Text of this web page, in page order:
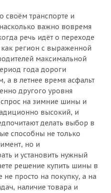
своём транспорте и
важно вовремя
речь идёт о переходе
регион с выраженной
максимальной
года дороги
а в летнее время асфальт
другого уровня
на зимние шины и
высокий, и
делать выбор в
способны не только
но и
и установить нужный
решение купить шины в
не просто на покупку, а на
наличие товара и